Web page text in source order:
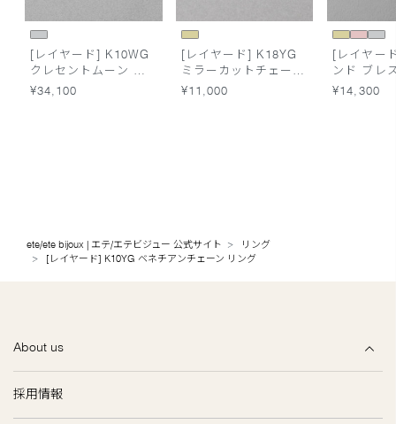
[レイヤード] K10WG
クレセントムーン ネ
ックレス
¥34,100
[レイヤード] K18YG
ミラーカットチェーン
リング
¥11,000
[レイヤー
ンド ブレ
¥14,300
ete/ete bijoux | エテ/エテビジュー 公式サイト
リング
[レイヤード] K10YG ベネチアンチェーン リング
About us
採用情報